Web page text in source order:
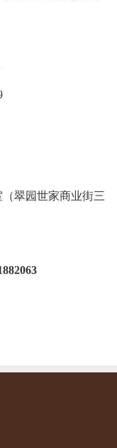
（翠园世家商业街三